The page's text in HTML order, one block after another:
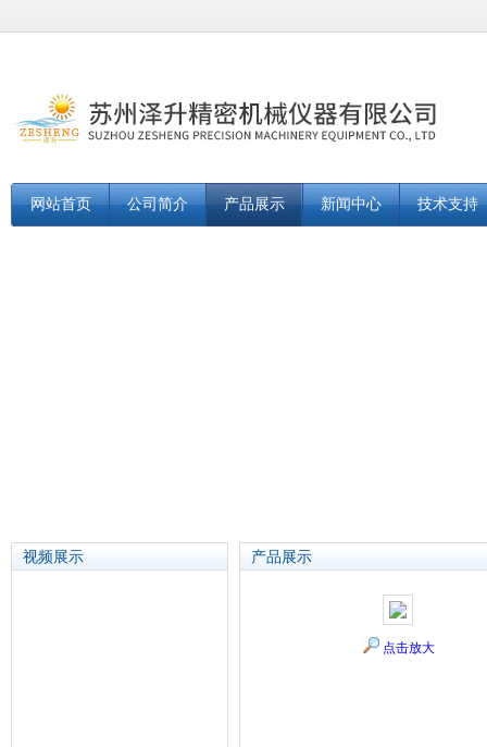
网站首页 公司简介 产品展示 新闻中心 技术支持
视频展示 产品展示
点击放大